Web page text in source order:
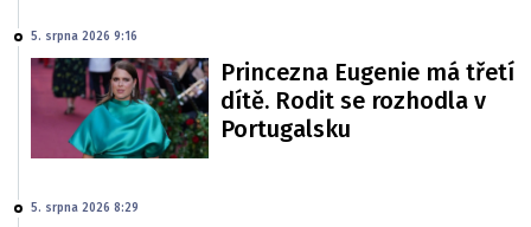
5. srpna 2026 9:16
Princezna Eugenie má třetí
dítě. Rodit se rozhodla v
Portugalsku
5. srpna 2026 8:29